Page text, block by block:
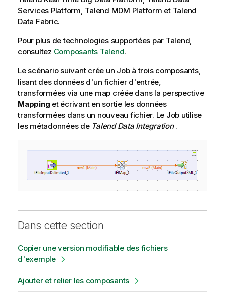
Services Platform, Talend MDM Platform et Talend
Data Fabric.
Pour plus de technologies supportées par Talend,
consultez Composants Talend.
Le scénario suivant crée un Job à trois composants,
lisant des données d'un fichier d'entrée,
transformées via une map créée dans la perspective
Mapping et écrivant en sortie les données
transformées dans un nouveau fichier. Le Job utilise
les métadonnées de Talend Data Integration .
Dans cette section
Copier une version modifiable des fichiers
d'exemple
Ajouter et relier les composants